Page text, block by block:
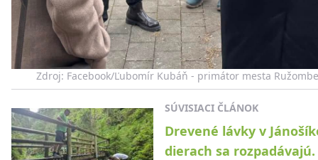
Zdroj: Facebook/Ľubomír Kubáň - primátor mesta
SÚVISIACI ČLÁNOK
Drevené lávky v
dierach sa rozpadávajú.